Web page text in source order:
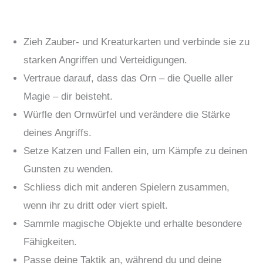
Zieh Zauber- und Kreaturkarten und verbinde sie zu
starken Angriffen und Verteidigungen.
Vertraue darauf, dass das Orn – die Quelle aller
Magie – dir beisteht.
Würfle den Ornwürfel und verändere die Stärke
deines Angriffs.
Setze Katzen und Fallen ein, um Kämpfe zu deinen
Gunsten zu wenden.
Schliess dich mit anderen Spielern zusammen,
wenn ihr zu dritt oder viert spielt.
Sammle magische Objekte und erhalte besondere
Fähigkeiten.
Passe deine Taktik an, während du und deine